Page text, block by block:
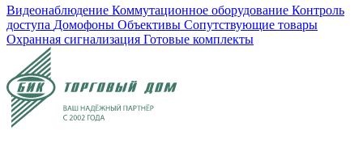
Видеонаблюдение Коммутационное оборудование Контроль
доступа Домофоны Объективы Сопутствующие товары
Охранная сигнализация Готовые комплекты